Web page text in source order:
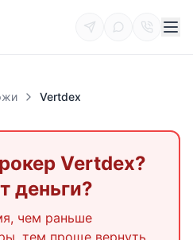
Vertdex
Vertdex?
деньги?
чем раньше
тем проще вернуть